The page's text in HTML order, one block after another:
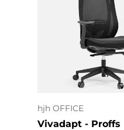
hjh OFFICE
Vivadapt - Proffs
Lägg till i
varukorgen